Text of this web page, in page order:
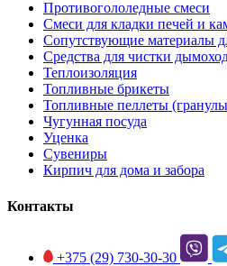
Противогололедные смеси
Смеси для кладки печей и
Сопутствующие материалы
Средства для чистки
Теплоизоляция
Топливные брикеты
Топливные пеллеты
Чугунная посуда
Уценка
Сувениры
Кирпич для дома и забора
Контакты
+375 (29) 730-30-30